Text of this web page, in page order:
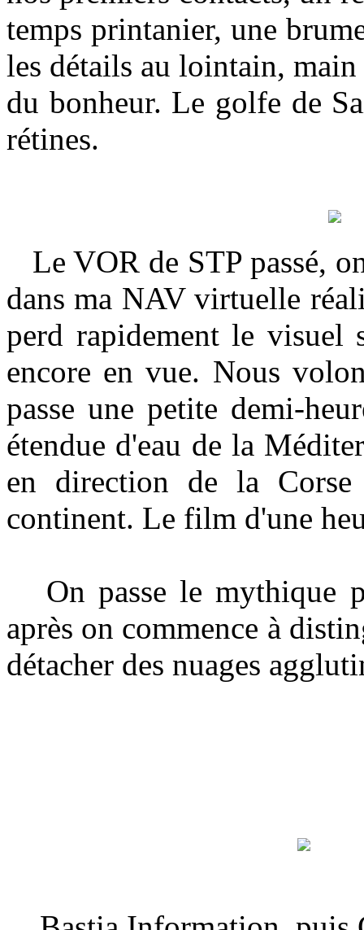
temps printanier, une
les détails au lointain,
du bonheur. Le golfe de
rétines.
Le VOR de STP passé,
dans ma NAV virtuelle
perd rapidement le visuel
encore en vue. Nous
passe une petite demi-
étendue d'eau de la
en direction de la
continent. Le film d'une
On passe le mythique
après on commence à
détacher des nuages